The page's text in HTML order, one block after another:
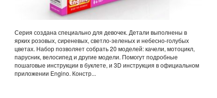
Серия создана специально для девочек. Детали выполнены в
ярких розовых, сиреневых, светло-зеленых и небесно-голубых
цветах. Набор позволяет собрать 20 моделей: качели, мотоцикл,
парусник, велосипед и другие модели. Помогут подробные
пошаговые инструкции в буклете, и 3D инструкция в официальном
приложении Engino. Констр...